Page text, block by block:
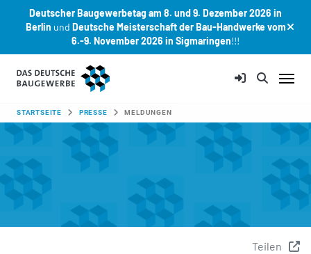
Deutscher Baugewerbetag am 8. und 9. Dezember 2026 in
Berlin und Deutsche Meisterschaft der Bau-Handwerke vom
6.-9. November 2026 in Sigmaringen!!!
Zum Hauptinhalt springen
SIE SIND HIER:
STARTSEITE PRESSE MELDUNGEN
Teilen